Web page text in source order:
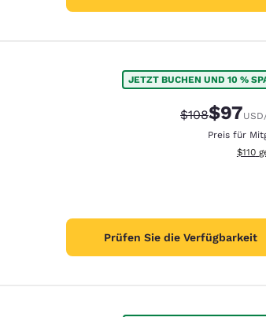
JETZT BUCHEN UND 10 %
$108$97USD
Preis für
$110
Prüfen Sie die Verfügbarkeit